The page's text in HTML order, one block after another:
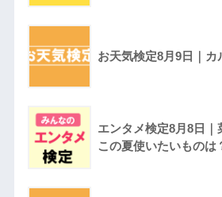
お天気検定8月9日｜カ
エンタメ検定8月8日
この夏使いたいものは